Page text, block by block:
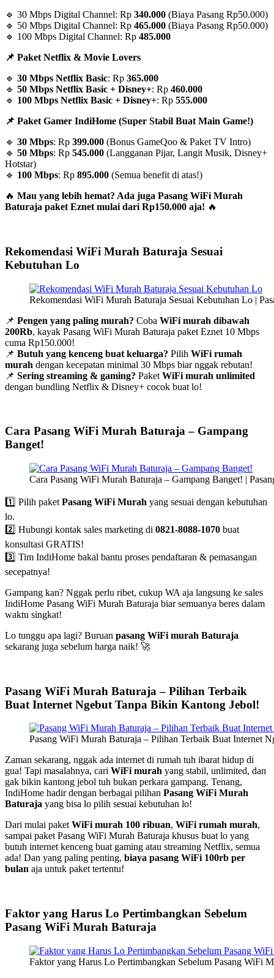
🔹 30 Mbps Digital Channel: Rp 340.000 (Biaya Pasang Rp50.000)
🔹 50 Mbps Digital Channel: Rp 465.000 (Biaya Pasang Rp50.000)
🔹 100 Mbps Digital Channel: Rp 485.000
📌 Paket Netflix & Movie Lovers
🔹 30 Mbps Netflix Basic: Rp 365.000
🔹 50 Mbps Netflix Basic + Disney+: Rp 460.000
🔹 100 Mbps Netflix Basic + Disney+: Rp 555.000
📌 Paket Gamer IndiHome (Super Stabil Buat Main Game!)
🔹 30 Mbps: Rp 399.000 (Bonus GameQoo & Paket TV Intro)
🔹 50 Mbps: Rp 545.000 (Langganan Pijar, Langit Musik, Disney+
Hotstar)
🔹 100 Mbps: Rp 895.000 (Semua benefit di atas!)
🔥 Mau yang lebih hemat? Ada juga Pasang WiFi Murah
Baturaja paket Eznet mulai dari Rp150.000 aja! 🔥
Rekomendasi WiFi Murah Baturaja Sesuai
Kebutuhan Lo
Rekomendasi WiFi Murah Baturaja Sesuai Kebutuhan Lo |
📌 Pengen yang paling murah? Coba WiFi murah dibawah
200Rb, kayak Pasang WiFi Murah Baturaja paket Eznet 10 Mbps
cuma Rp150.000!
📌 Butuh yang kenceng buat keluarga? Pilih WiFi rumah
murah dengan kecepatan minimal 30 Mbps biar nggak rebutan!
📌 Sering streaming & gaming? Paket WiFi murah unlimited
dengan bundling Netflix & Disney+ cocok buat lo!
Cara Pasang WiFi Murah Baturaja – Gampang
Banget!
Cara Pasang WiFi Murah Baturaja – Gampang Banget! |
1️⃣ Pilih paket Pasang WiFi Murah yang sesuai dengan kebutuhan
lo.
2️⃣ Hubungi kontak sales marketing di 0821-8088-1070 buat
konsultasi GRATIS!
3️⃣ Tim IndiHome bakal bantu proses pendaftaran & pemasangan
secepatnya!
Gampang kan? Nggak perlu ribet, cukup WA aja langsung ke sales
IndiHome Pasang WiFi Murah Baturaja biar semuanya beres dalam
waktu singkat!
Lo tunggu apa lagi? Buruan pasang WiFi murah Baturaja
sekarang juga sebelum harga naik! 🚀
Pasang WiFi Murah Baturaja – Pilihan Terbaik
Buat Internet Ngebut Tanpa Bikin Kantong Jebol!
Pasang WiFi Murah Baturaja – Pilihan Terbaik Buat Internet
Zaman sekarang, nggak ada internet di rumah tuh ibarat hidup di
gua! Tapi masalahnya, cari WiFi murah yang stabil, unlimited, dan
gak bikin kantong jebol tuh bukan perkara gampang. Tenang,
IndiHome hadir dengan berbagai pilihan Pasang WiFi Murah
Baturaja yang bisa lo pilih sesuai kebutuhan lo!
Dari mulai paketWiFi murah 100 ribuan, WiFi rumah murah,
sampai paket Pasang WiFi Murah Baturaja khusus buat lo yang
butuh internet kenceng buat gaming atau streaming Netflix, semua
ada! Dan yang paling penting, biaya pasang WiFi 100rb per
bulan aja untuk paket tertentu!
Faktor yang Harus Lo Pertimbangkan Sebelum
Pasang WiFi Murah Baturaja
Faktor yang Harus Lo Pertimbangkan Sebelum Pasang WiFi